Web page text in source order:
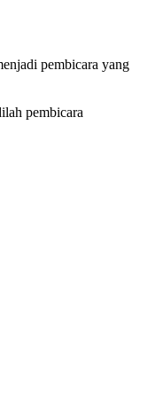
pembicara yang
pembicara